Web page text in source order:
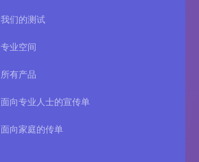
我们的测试
专业空间
所有产品
面向专业人士的宣传单
面向家庭的传单